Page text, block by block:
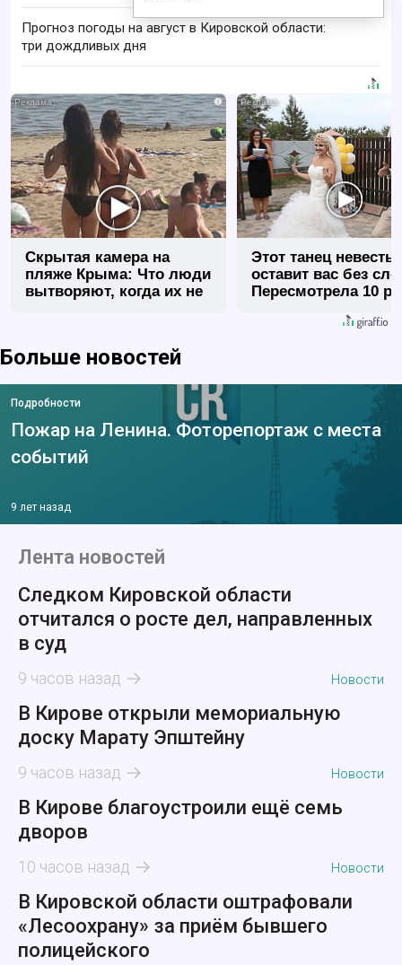
Прогноз погоды на август в Кировской области:
три дождливых дня
i
Скрытая камера на
пляже Крыма: Что люди
вытворяют, когда их не
Этот танец невесты
оставит вас без
Пересмотрела 10
Больше новостей
Подробности
Пожар на Ленина. Фоторепортаж с места
событий
9 лет назад
Лента новостей
Следком Кировской области
отчитался о росте дел, направленных
в суд
9 часов назад Новости
В Кирове открыли мемориальную
доску Марату Эпштейну
9 часов назад Новости
В Кирове благоустроили ещё семь
дворов
10 часов назад Новости
В Кировской области оштрафовали
«Лесоохрану» за приём бывшего
полицейского